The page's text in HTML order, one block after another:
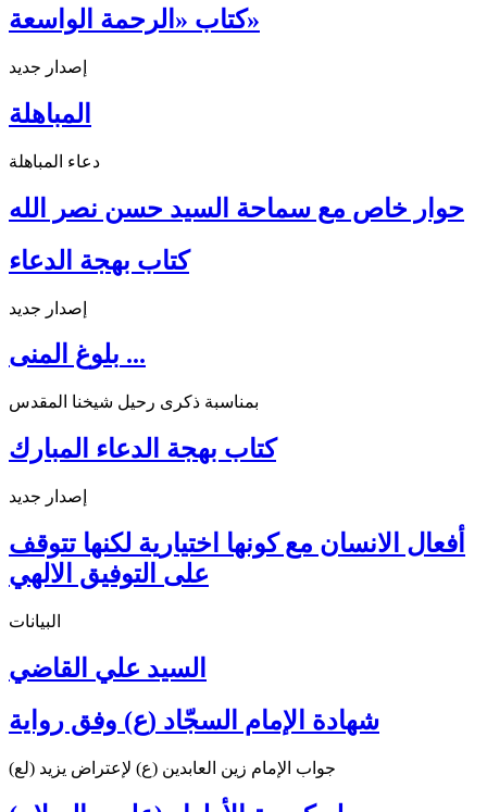
كتاب «الرحمة الواسعة»
إصدار جديد
المباهلة
دعاء المباهلة
حوار خاص مع سماحة السيد حسن نصر الله
كتاب بهجة الدعاء
إصدار جديد
بلوغ المنى ...
بمناسبة ذكرى رحيل شيخنا المقدس
كتاب بهجة الدعاء المبارك
إصدار جديد
أفعال الانسان مع كونها اختيارية لكنها تتوقف
على التوفيق الالهي
البيانات
السيد علي القاضي
شهادة الإمام السجّاد (ع) وفق رواية
جواب الإمام زين العابدين (ع) لإعتراض يزيد (لع)